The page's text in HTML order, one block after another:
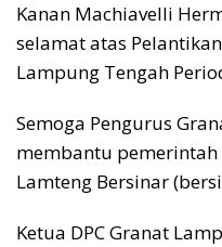
Kanan Machiavelli
selamat atas
Lampung Tengah
Semoga Pengurus
membantu
Lamteng Bersinar
Ketua DPC Granat